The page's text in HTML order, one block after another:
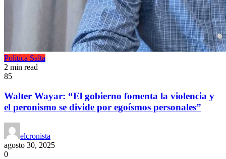
Política Salta
2 min read
85
Walter Wayar: “El gobierno fomenta la violencia y
el peronismo se divide por egoísmos personales”
elcronista
agosto 30, 2025
0